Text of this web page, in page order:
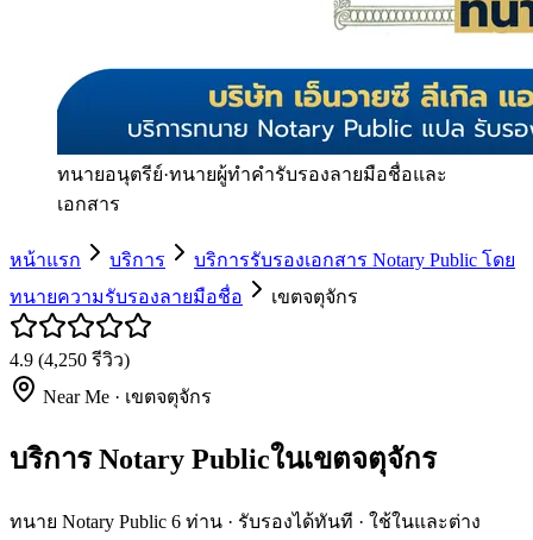
ทนายอนุตรีย์·ทนายผู้ทำคำรับรองลายมือชื่อและ
เอกสาร
หน้าแรก บริการ
บริการรับรองเอกสาร Notary Public โดย
ทนายความรับรองลายมือชื่อ
เขตจตุจักร
4.9 (4,250 รีวิว)
Near Me · เขตจตุจักร
บริการ Notary Publicในเขตจตุจักร
ทนาย Notary Public 6 ท่าน · รับรองได้ทันที · ใช้ในและต่าง